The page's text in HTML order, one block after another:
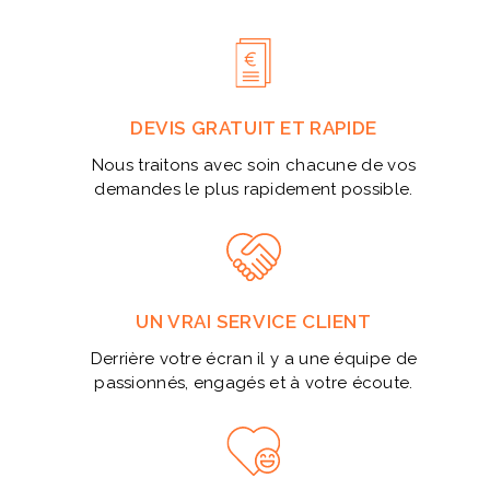
DEVIS GRATUIT ET RAPIDE
Nous traitons avec soin chacune de vos
demandes le plus rapidement possible.
UN VRAI SERVICE CLIENT
Derrière votre écran il y a une équipe de
passionnés, engagés et à votre écoute.